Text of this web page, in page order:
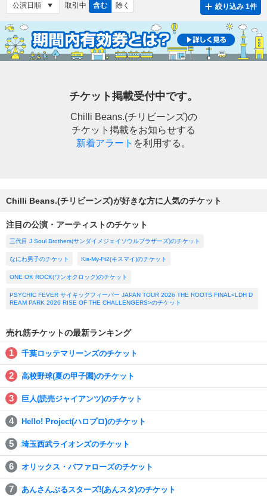
取引中 含む 除く 絞り込み 1件
チケット掲載受付中です。
Chilli Beans.(チリビーンズ)の
チケット掲載をお知らせする
新着アラート を利用する。
Chilli Beans.(チリビーンズ)が好きな方に人気のチケット
注目の公演・アーティストのチケット
三代目 J Soul Brothers(サンダイメジェイソウルブラザーズ)のチケット
なにわ男子のチケット Kis-My-Ft2(キスマイ)のチケット
ONE OK ROCK(ワンオクロック)のチケット
PSYCHIC FEVER サイキックフィーバー JAPAN TOUR 2026 THE ROOTS FINAL<LDH D
REAM PARK 2026 RISE OF THE CHALLENGERS>のチケット
売れ筋チケットの最新ランキング
千葉ロッテマリーンズのチケット
高校野球(夏の甲子園)のチケット
巨人(読売ジャイアンツ)のチケット
Hello! Project(ハロプロ)のチケット
埼玉西武ライオンズのチケット
オリックス・バファローズのチケット
あんさんぶるスターズ!(あんスタ)のチケット